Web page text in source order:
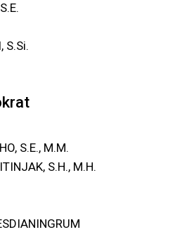
S.Si.
S.E., M.M.
S.H., M.H.